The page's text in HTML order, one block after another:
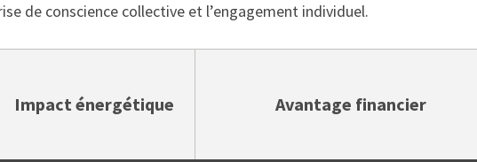
de conscience collective et l’engagement individuel.
Impact énergétique Avantage financier